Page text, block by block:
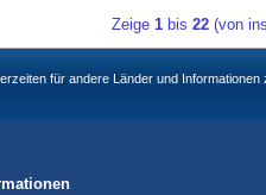
Zeige 1 bis22 (von
für andere Länder und